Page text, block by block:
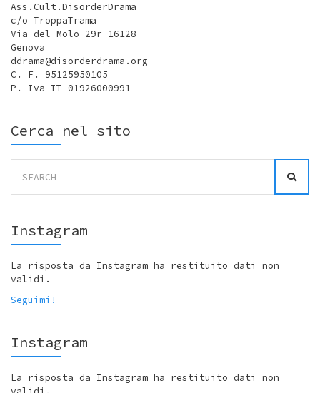
Ass.Cult.DisorderDrama
c/o TroppaTrama
Via del Molo 29r 16128
Genova
ddrama@disorderdrama.org
C. F. 95125950105
P. Iva IT 01926000991
Cerca nel sito
for:
Instagram
La risposta da Instagram ha restituito dati non
validi.
Seguimi!
Instagram
La risposta da Instagram ha restituito dati non